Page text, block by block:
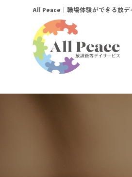
All Peace ｜職場体験ができる放デ